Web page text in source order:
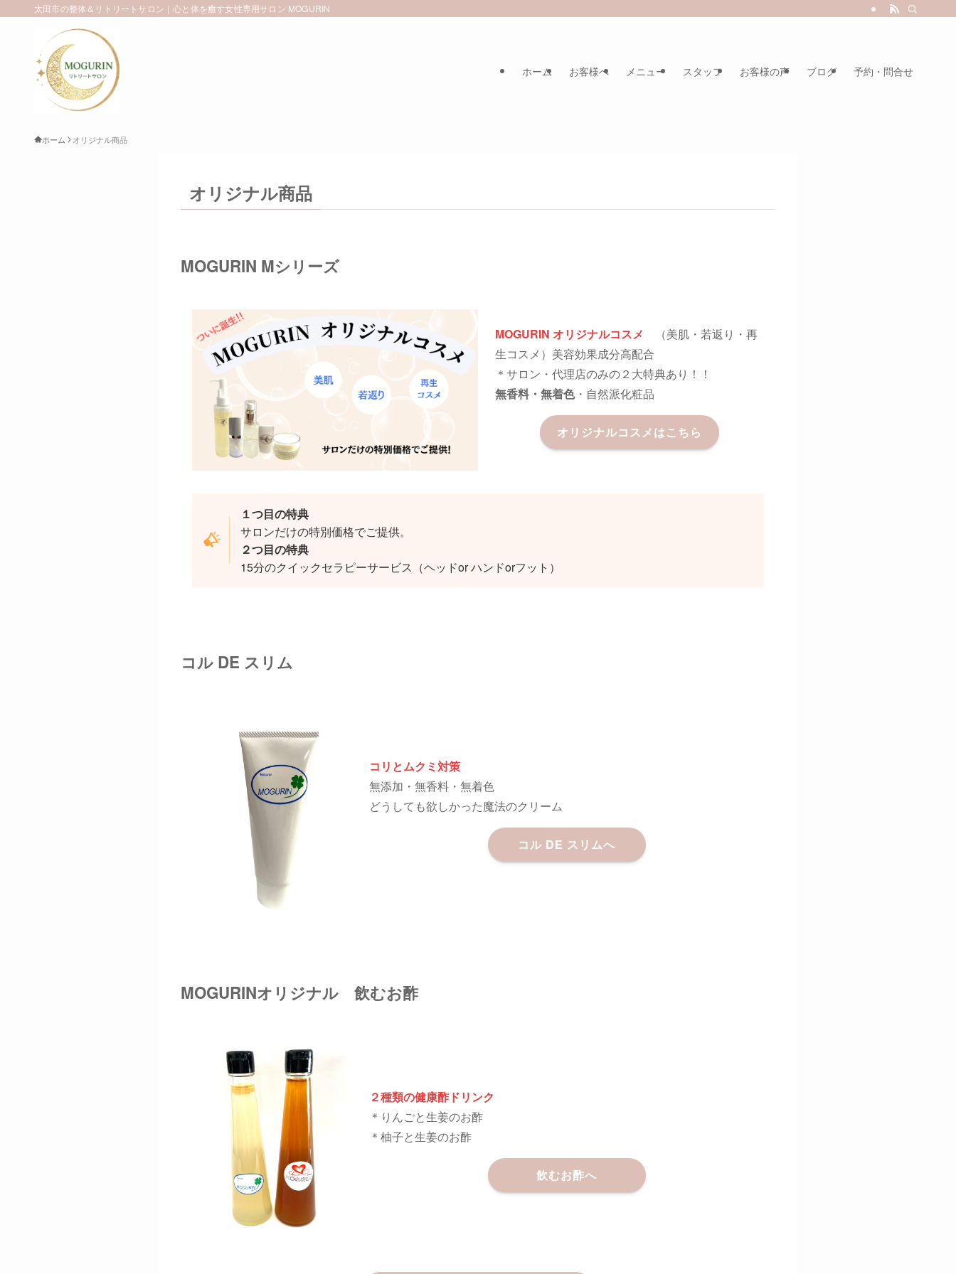
太田市の整体＆リトリートサロン｜心と体を癒す女性専用サロン MOGURIN
ホーム お客様へ メニュー スタッフ お客様の声 ブログ 予約・問合せ
ホーム オリジナル商品
オリジナル商品
MOGURIN Mシリーズ
MOGURIN オリジナルコスメ （美肌・若返り・再
生コスメ）美容効果成分高配合
＊サロン・代理店のみの２大特典あり！！
無香料・無着色・自然派化粧品
オリジナルコスメはこちら
１つ目の特典
サロンだけの特別価格でご提供。
２つ目の特典
15分のクイックセラピーサービス（ヘッドor ハンドorフット）
コル DE スリム
コリとムクミ対策
無添加・無香料・無着色
どうしても欲しかった魔法のクリーム
コル DE スリムへ
MOGURINオリジナル 飲むお酢
２種類の健康酢ドリンク
＊りんごと生姜のお酢
＊柚子と生姜のお酢
飲むお酢へ